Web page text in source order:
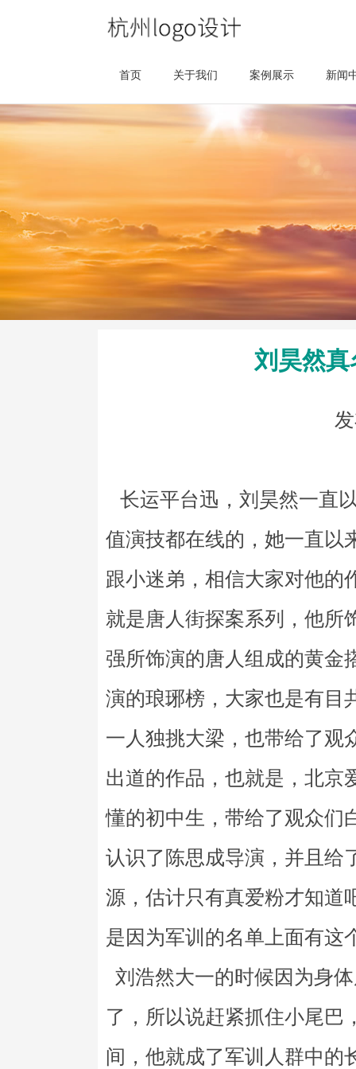
首页 关于我们 案例展示 新闻
刘昊然
长运平台迅，刘昊然一直
值演技都在线的，她一直以
跟小迷弟，相信大家对他的
就是唐人街探案系列，他所
强所饰演的唐人组成的黄金
演的琅琊榜，大家也是有目
一人独挑大梁，也带给了观
出道的作品，也就是，北京
懂的初中生，带给了观众们
认识了陈思成导演，并且给
源，估计只有真爱粉才知道
是因为军训的名单上面有这
刘浩然大一的时候因为身
了，所以说赶紧抓住小尾巴
间，他就成了军训人群中的